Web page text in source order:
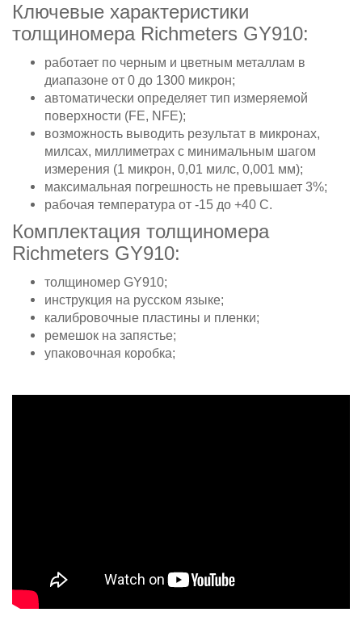
Ключевые характеристики
толщиномера Richmeters GY910:
работает по черным и цветным металлам в
диапазоне от 0 до 1300 микрон;
автоматически определяет тип измеряемой
поверхности (FE, NFE);
возможность выводить результат в микронах,
милсах, миллиметрах с минимальным шагом
измерения (1 микрон, 0,01 милс, 0,001 мм);
максимальная погрешность не превышает 3%;
рабочая температура от -15 до +40 С.
Комплектация толщиномера
Richmeters GY910:
толщиномер GY910;
инструкция на русском языке;
калибровочные пластины и пленки;
ремешок на запястье;
упаковочная коробка;